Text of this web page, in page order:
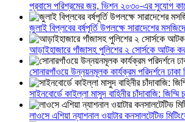
প্রবাসে পরিশ্রমের জয়, ভিশন ২০৩০-এর সুযোগ
জুলাই বিপ্লবের বর্ষপূর্তি উপলক্ষে সারাদেশের
আড়াইহাজারে গাঁজাসহ পুলিশের ২ সোর্সকে আটক
সোনারগাঁওয়ে উন্নয়নমূলক কার্যক্রম পরিদর্শনে ঢাকা
সাইনবোর্ডে কাইল্লা মাসুদ বাহিনীর চাঁদাবাজি: জিম্মি
লাওসে এশিয়া ন্যাশনাল ওয়াটার কনসালটেটিভ